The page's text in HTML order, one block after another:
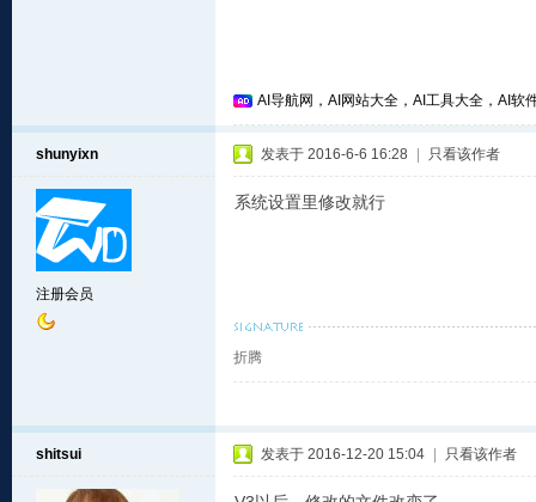
AI导航网，AI网站大全，AI工具大全，AI软
shunyixn
注册会员
发表于 2016-6-6 16:28 只看该作者
系统设置里修改就行
折腾
shitsui 发表于 2016-12-20 15:04 只看该作者